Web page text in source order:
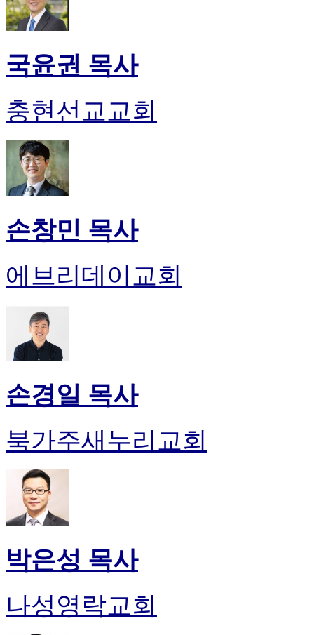
국윤권 목사
충현선교교회
손창민 목사
에브리데이교회
손경일 목사
북가주새누리교회
박은성 목사
나성영락교회